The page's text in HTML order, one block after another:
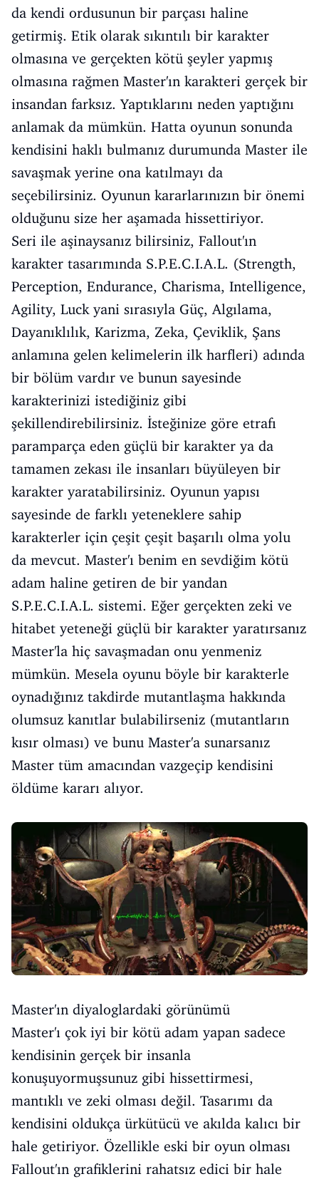
da kendi ordusunun bir parçası haline
getirmiş. Etik olarak sıkıntılı bir karakter
olmasına ve gerçekten kötü şeyler yapmış
olmasına rağmen Master'ın karakteri gerçek bir
insandan farksız. Yaptıklarını neden yaptığını
anlamak da mümkün. Hatta oyunun sonunda
kendisini haklı bulmanız durumunda Master ile
savaşmak yerine ona katılmayı da
seçebilirsiniz. Oyunun kararlarınızın bir önemi
olduğunu size her aşamada hissettiriyor.
Seri ile aşinaysanız bilirsiniz, Fallout'ın
karakter tasarımında S.P.E.C.I.A.L. (Strength,
Perception, Endurance, Charisma, Intelligence,
Agility, Luck yani sırasıyla Güç, Algılama,
Dayanıklılık, Karizma, Zeka, Çeviklik, Şans
anlamına gelen kelimelerin ilk harfleri) adında
bir bölüm vardır ve bunun sayesinde
karakterinizi istediğiniz gibi
şekillendirebilirsiniz. İsteğinize göre etrafı
paramparça eden güçlü bir karakter ya da
tamamen zekası ile insanları büyüleyen bir
karakter yaratabilirsiniz. Oyunun yapısı
sayesinde de farklı yeteneklere sahip
karakterler için çeşit çeşit başarılı olma yolu
da mevcut. Master'ı benim en sevdiğim kötü
adam haline getiren de bir yandan
S.P.E.C.I.A.L. sistemi. Eğer gerçekten zeki ve
hitabet yeteneği güçlü bir karakter yaratırsanız
Master'la hiç savaşmadan onu yenmeniz
mümkün. Mesela oyunu böyle bir karakterle
oynadığınız takdirde mutantlaşma hakkında
olumsuz kanıtlar bulabilirseniz (mutantların
kısır olması) ve bunu Master'a sunarsanız
Master tüm amacından vazgeçip kendisini
öldüme kararı alıyor.
Master'ın diyaloglardaki görünümü
Master'ı çok iyi bir kötü adam yapan sadece
kendisinin gerçek bir insanla
konuşuyormuşsunuz gibi hissettirmesi,
mantıklı ve zeki olması değil. Tasarımı da
kendisini oldukça ürkütücü ve akılda kalıcı bir
hale getiriyor. Özellikle eski bir oyun olması
Fallout'ın grafiklerini rahatsız edici bir hale